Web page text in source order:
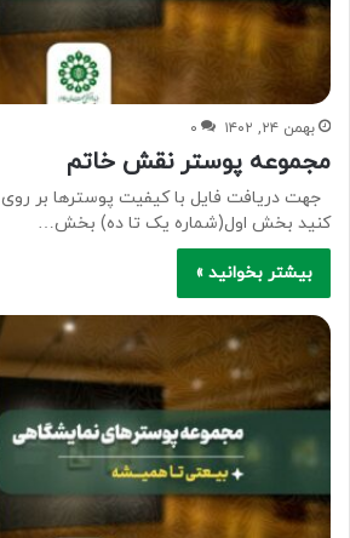
بهمن ۲۴, ۱۴۰۲ ۰
مجموعه پوستر نقش خاتم
جهت دریافت فایل با کیفیت پوسترها بر
کنید بخش اول(شماره یک تا ده) بخش…
بیشتر بخوانید »